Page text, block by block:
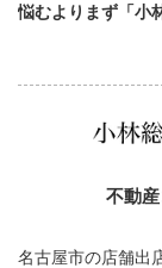
悩むよりまず「小
不動
名古屋市の店舗出